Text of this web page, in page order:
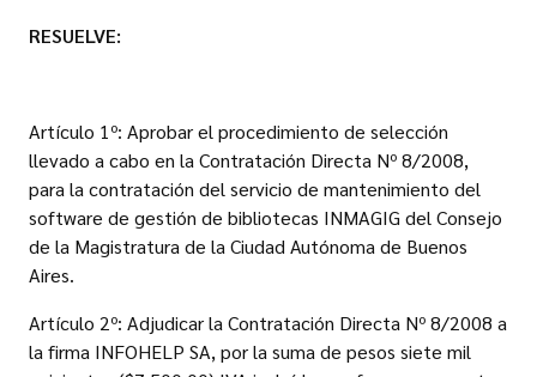
RESUELVE:
Artículo 1º: Aprobar el procedimiento de selección
llevado a cabo en la Contratación Directa Nº 8/2008,
para la contratación del servicio de mantenimiento del
software de gestión de bibliotecas INMAGIG del Consejo
de la Magistratura de la Ciudad Autónoma de Buenos
Aires.
Artículo 2º: Adjudicar la Contratación Directa Nº 8/2008 a
la firma INFOHELP SA, por la suma de pesos siete mil